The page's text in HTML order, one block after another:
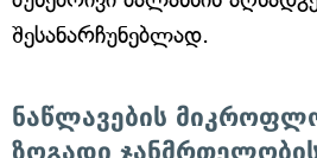
შესანარჩუნებლად.
ნაწლავების
ზოგადი